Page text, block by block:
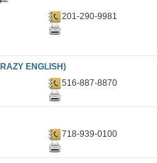
201-290-9981
ENGLISH)
516-887-8870
718-939-0100